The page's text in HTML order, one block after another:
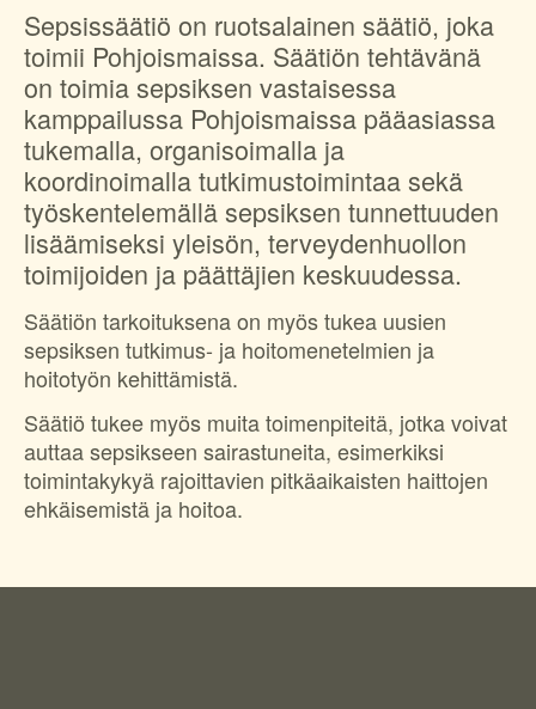
Lapsen sepsis
Sepsiksen historiaa
Sepsissäätiöstä
Säätiöstä
Ota yhteyttä
Yksityisyyden suoja
Yhteistyökumppanimme
Suomi
English
Norsk
Íslenska
Svenska
Dansk
Sepsissäätiö on ruotsalainen säätiö, joka
toimii Pohjoismaissa. Säätiön tehtävänä
on toimia sepsiksen vastaisessa
kamppailussa Pohjoismaissa pääasiassa
tukemalla, organisoimalla ja
koordinoimalla tutkimustoimintaa sekä
työskentelemällä sepsiksen tunnettuuden
lisäämiseksi yleisön, terveydenhuollon
toimijoiden ja päättäjien keskuudessa.
Säätiön tarkoituksena on myös tukea uusien
sepsiksen tutkimus- ja hoitomenetelmien ja
hoitotyön kehittämistä.
Säätiö tukee myös muita toimenpiteitä, jotka voivat
auttaa sepsikseen sairastuneita, esimerkiksi
toimintakykyä rajoittavien pitkäaikaisten haittojen
ehkäisemistä ja hoitoa.